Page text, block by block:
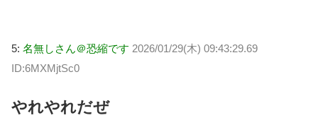
5: 名無しさん＠恐縮です 2026/01/29(木) 09:43:29.69
ID:6MXMjtSc0
やれやれだぜ